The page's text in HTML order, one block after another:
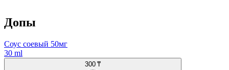
Допы
Соус соевый 50мг
30 ml
300 ₸